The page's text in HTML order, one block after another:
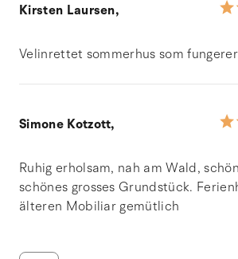
Kirsten Laursen,
Velinrettet sommerhus som
Simone Kotzott,
Ruhig erholsam, nah am Wald,
schönes grosses Grundstück.
älteren Mobiliar gemütlich